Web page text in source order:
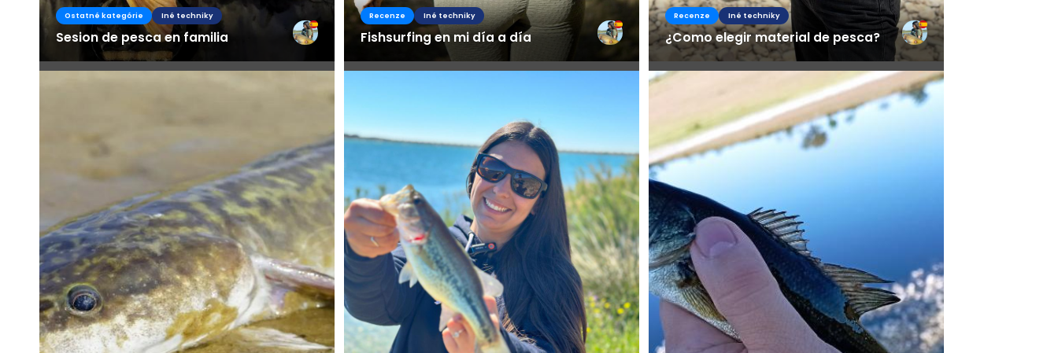
Ostatné kategórie Iné techniky
Sesion de pesca en familia
Recenze Iné techniky
Fishsurfing en mi día a día
Recenze Iné techniky
¿Como elegir material de pesca?